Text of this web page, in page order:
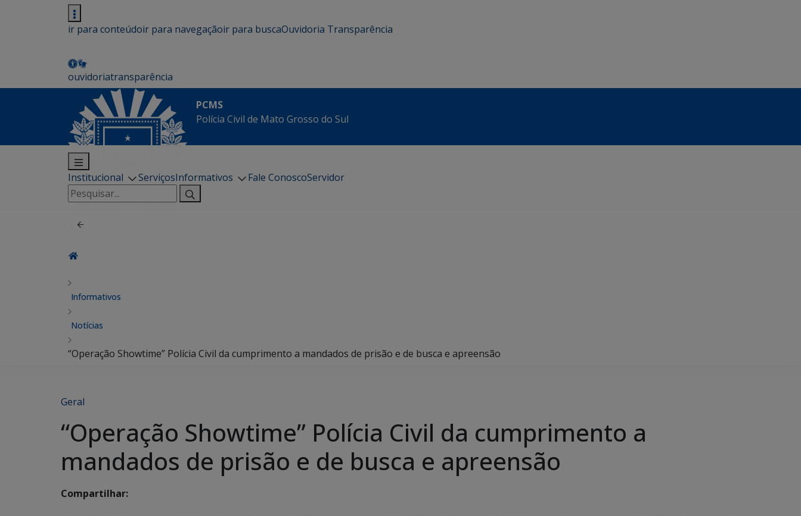
ir para conteúdoir para navegaçãoir para buscaOuvidoria Transparência
ouvidoriatransparência
PCMS
Polícia Civil de Mato Grosso do Sul
Institucional ServiçosInformativos Fale ConoscoServidor
Pesquisar
por:
Informativos
Notícias
“Operação Showtime” Polícia Civil da cumprimento a mandados de prisão e de busca e apreensão
Geral
“Operação Showtime” Polícia Civil da cumprimento a
mandados de prisão e de busca e apreensão
Compartilhar: